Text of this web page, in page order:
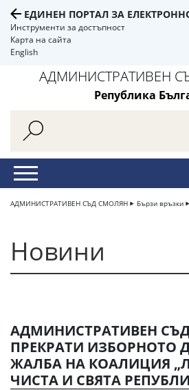
ЕДИНЕН ПОРТАЛ ЗА
Инструменти за достъпност
Карта на сайта
English
АДМИНИСТРАТИВЕН
Република
АДМИНИСТРАТИВЕН СЪД СМОЛЯН Бързи връзки
Новини
АДМИНИСТРАТИВЕН
ПРЕКРАТИ ИЗБОРНОТО
ЖАЛБА НА КОАЛИЦИЯ
ЧИСТА И СВЯТА